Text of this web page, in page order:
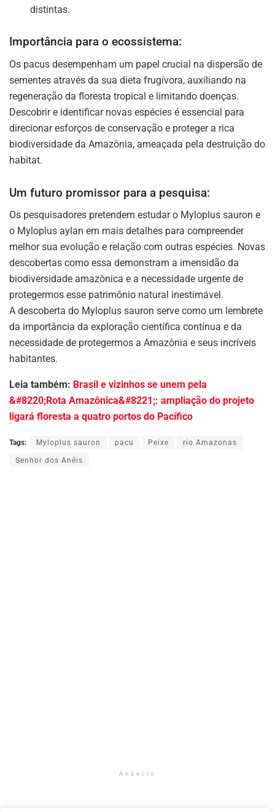
distintas.
Importância para o ecossistema:
Os pacus desempenham um papel crucial na dispersão de
sementes através da sua dieta frugívora, auxiliando na
regeneração da floresta tropical e limitando doenças.
Descobrir e identificar novas espécies é essencial para
direcionar esforços de conservação e proteger a rica
biodiversidade da Amazônia, ameaçada pela destruição do
habitat.
Um futuro promissor para a pesquisa:
Os pesquisadores pretendem estudar o Myloplus sauron e
o Myloplus aylan em mais detalhes para compreender
melhor sua evolução e relação com outras espécies. Novas
descobertas como essa demonstram a imensidão da
biodiversidade amazônica e a necessidade urgente de
protegermos esse patrimônio natural inestimável.
A descoberta do Myloplus sauron serve como um lembrete
da importância da exploração científica contínua e da
necessidade de protegermos a Amazônia e seus incríveis
habitantes.
Leia também: Brasil e vizinhos se unem pela
&#8220;Rota Amazônica&#8221;: ampliação do projeto
ligará floresta a quatro portos do Pacífico
Tags: Myloplus sauron pacu Peixe rio Amazonas
Senhor dos Anéis
Anúncio